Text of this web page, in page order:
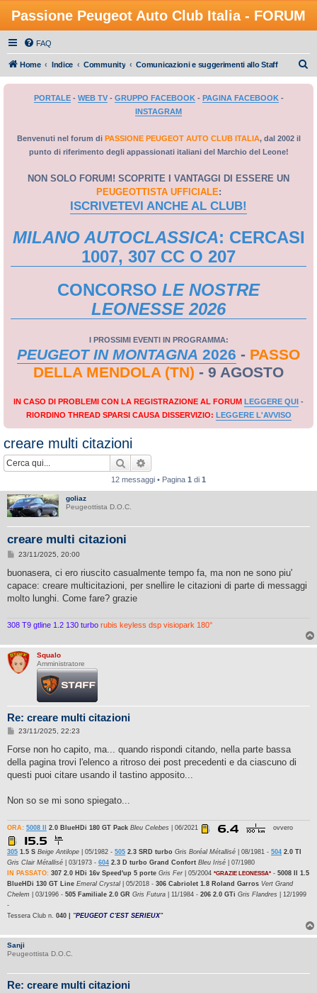
Passione Peugeot Auto Club Italia - FORUM
FAQ
Home Indice Community Comunicazioni e suggerimenti allo Staff
PORTALE- WEB TV- GRUPPO FACEBOOK- PAGINA FACEBOOK-
INSTAGRAM
Benvenuti nel forum di PASSIONE PEUGEOT AUTO CLUB ITALIA, dal 2002 il
punto di riferimento degli appassionati italiani del Marchio del Leone!
NON SOLO FORUM! SCOPRITE I VANTAGGI DI ESSERE UN
PEUGEOTTISTA UFFICIALE:
ISCRIVETEVI ANCHE AL CLUB!
MILANO AUTOCLASSICA: CERCASI
1007, 307 CC O 207
CONCORSO LE NOSTRE
LEONESSE 2026
I PROSSIMI EVENTI IN PROGRAMMA:
PEUGEOT IN MONTAGNA 2026 - PASSO
DELLA MENDOLA (TN) - 9 AGOSTO
IN CASO DI PROBLEMI CON LA REGISTRAZIONE AL FORUM LEGGERE QUI -
RIORDINO THREAD SPARSI CAUSA DISSERVIZIO: LEGGERE L'AVVISO
creare multi citazioni
Cerca
12 messaggi • Pagina 1 di 1
goliaz
Peugeottista D.O.C.
creare multi citazioni
M
s
a
g
o
23/11/2025, 20:00
buonasera, ci ero riuscito casualmente tempo fa, ma non ne sono piu'
capace: creare multicitazioni, per snellire le citazioni di parte di messaggi
molto lunghi. Come fare? grazie
308 T9 gtline 1.2 130 turbo rubis keyless dsp visiopark 180°
Squalo
Amministratore
Re: creare multi citazioni
M
s
a
g
o
23/11/2025, 22:23
Forse non ho capito, ma... quando rispondi citando, nella parte bassa
della pagina trovi l'elenco a ritroso dei post precedenti e da ciascuno di
questi puoi citare usando il tastino apposito...
Non so se mi sono spiegato...
ORA: 5008 II 2.0 BlueHDi 180 GT Pack Bleu Celebes | 06/2021 ovvero
305 1.5 S Beige Antilope | 05/1982 - 505 2.3 SRD turbo Gris Boréal Métallisé | 08/1981 - 504 2.0 TI
Gris Clair Métallisé | 03/1973 - 604 2.3 D turbo Grand Confort Bleu Irisé | 07/1980
IN PASSATO: 307 2.0 HDi 16v Speed'up 5 porte Gris Fer| 05/2004 *GRAZIE LEONESSA* - 5008 II 1.5
BlueHDi 130 GT Line Emeral Crystal | 05/2018 - 306 Cabriolet 1.8 Roland Garros Vert Grand
Chelem | 03/1996 - 505 Familiale 2.0 GR Gris Futura | 11/1984 - 206 2.0 GTi Gris Flandres | 12/1999
-
Tessera Club n. 040 | "PEUGEOT C'EST SERIEUX"
Sanji
Peugeottista D.O.C.
Re: creare multi citazioni